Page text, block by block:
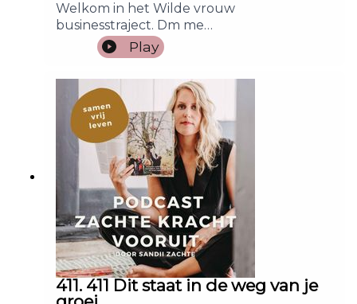
Welkom in het Wilde vrouw
businesstraject. Dm me
BUSINESSTRAJECT op @sandiizachte op
Instagram.En meld je GRATIS aan voor De
verdubbelaar!
Play
411. 411 Dit staat in de weg van je